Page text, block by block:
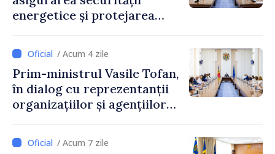
energetice și protejarea
de CNMC
/ Acum 4 zile
Prim-ministrul Vasile Tofan,
în dialog cu reprezentanții
organizațiilor și agențiilor
Moldova
/ Acum 7 zile